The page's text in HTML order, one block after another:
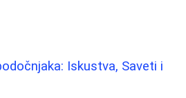
Iskustva, Saveti i